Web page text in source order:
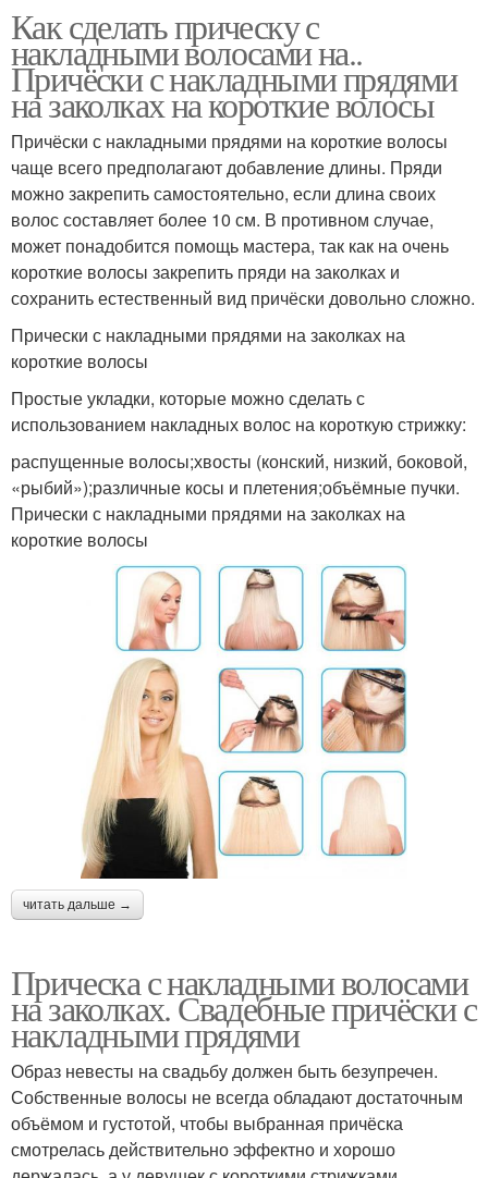
Как сделать прическу с
накладными волосами на..
Причёски с накладными прядями
на заколках на короткие волосы
Причёски с накладными прядями на короткие волосы
чаще всего предполагают добавление длины. Пряди
можно закрепить самостоятельно, если длина своих
волос составляет более 10 см. В противном случае,
может понадобится помощь мастера, так как на очень
короткие волосы закрепить пряди на заколках и
сохранить естественный вид причёски довольно сложно.
Прически с накладными прядями на заколках на
короткие волосы
Простые укладки, которые можно сделать с
использованием накладных волос на короткую стрижку:
распущенные волосы;хвосты (конский, низкий, боковой,
«рыбий»);различные косы и плетения;объёмные пучки.
Прически с накладными прядями на заколках на
короткие волосы
читать дальше →
Прическа с накладными волосами
на заколках. Свадебные причёски с
накладными прядями
Образ невесты на свадьбу должен быть безупречен.
Собственные волосы не всегда обладают достаточным
объёмом и густотой, чтобы выбранная причёска
смотрелась действительно эффектно и хорошо